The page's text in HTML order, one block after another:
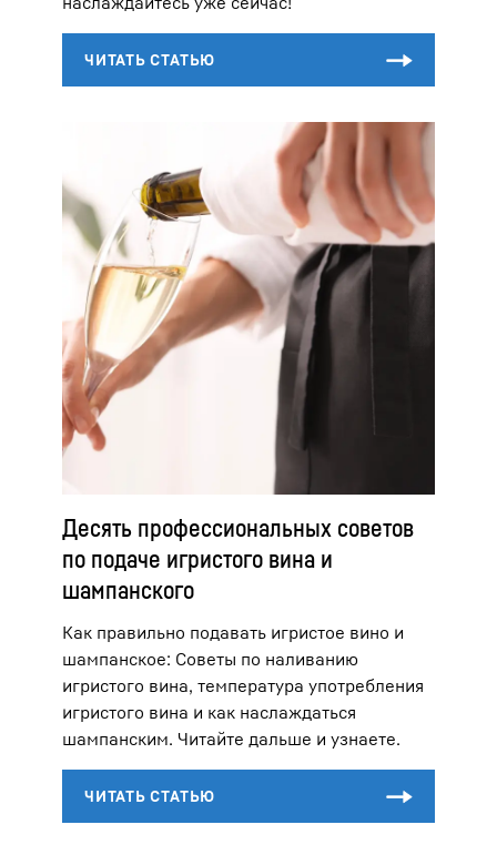
Десять профессиональных советов
по подаче игристого вина и
шампанского
Как правильно подавать игристое вино и
шампанское: Советы по наливанию
игристого вина, температура употребления
игристого вина и как наслаждаться
шампанским. Читайте дальше и узнаете.